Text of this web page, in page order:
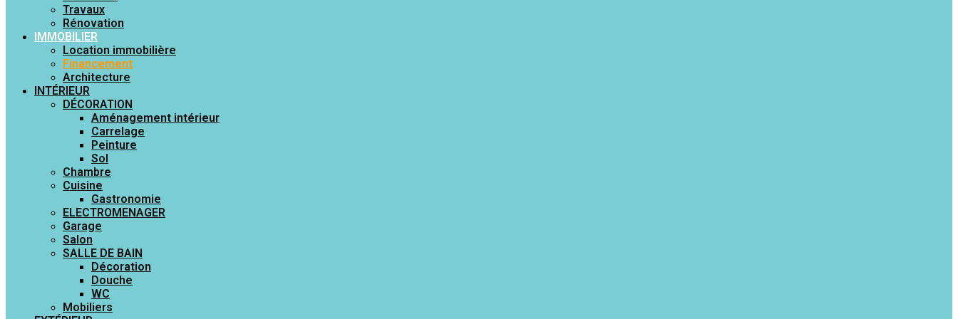
Travaux
Rénovation
IMMOBILIER
Location immobilière
Financement
Architecture
INTÉRIEUR
DÉCORATION
Aménagement intérieur
Carrelage
Peinture
Sol
Chambre
Cuisine
Gastronomie
ELECTROMENAGER
Garage
Salon
SALLE DE BAIN
Décoration
Douche
WC
Mobiliers